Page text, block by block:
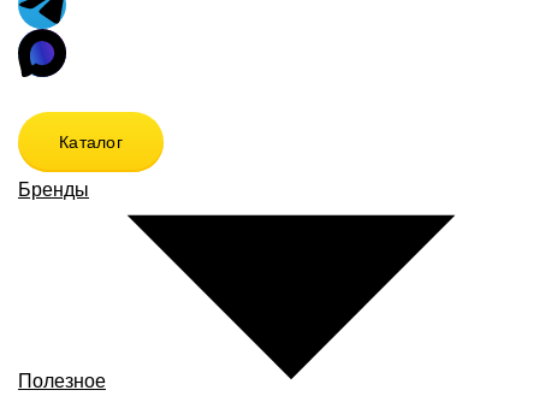
Каталог
Бренды
Полезное